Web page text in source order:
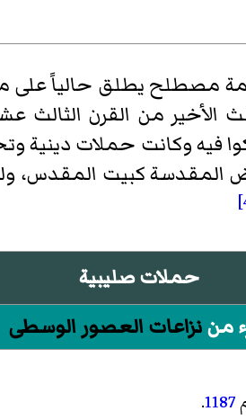
مصطلح يطلق حالياً على
الأخير من القرن الثالث
فيه وكانت حملات دينية
المقدسة كبيت المقدس،
حملات صليبية
مننزاعات العصور الوسطى
1187
.